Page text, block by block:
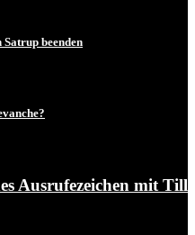
beenden
Ausrufezeichen mit Till